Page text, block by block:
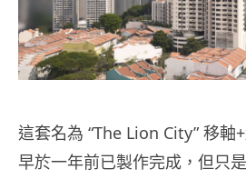
這套名為 “The Lion City” 移軸
早於一年前已製作完成，但只